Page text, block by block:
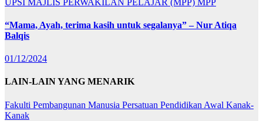
“Mama, Ayah, terima kasih untuk segalanya” – Nur Atiqa
Balqis
01/12/2024
LAIN-LAIN YANG MENARIK
Fakulti Pembangunan Manusia Persatuan Pendidikan Awal Kanak-
Kanak